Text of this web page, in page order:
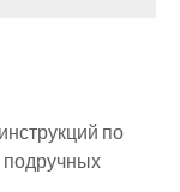
по